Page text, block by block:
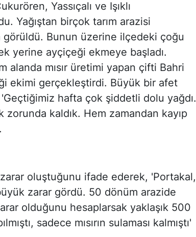
Yassıçalı ve Işıklı
Yağıştan birçok tarım arazisi
görüldü. Bunun üzerine ilçedeki çoğu
yerine ayçiçeği ekmeye başladı.
mısır üretimi yapan çifti Bahri
ekimi gerçekleştirdi. Büyük bir afet
hafta çok şiddetli dolu yağdı.
zorunda kaldık. Hem zamandan kayıp
oluştuğunu ifade ederek, 'Portakal,
zarar gördü. 50 dönüm arazide
olduğunu hesaplarsak yaklaşık 500
sadece mısırın sulaması kalmıştı'